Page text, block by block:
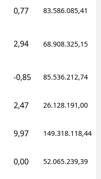
0,77 83.586.085,41
2,94 68.908.325,15
-0,85 85.536.212,74
2,47 26.128.191,00
9,97 149.318.118,44
0,00 52.065.239,39